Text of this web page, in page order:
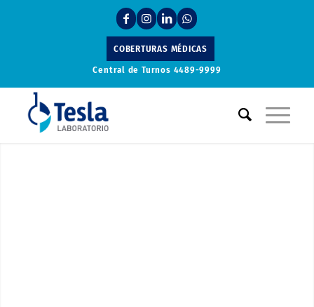
COBERTURAS MÉDICAS
Central de Turnos 4489-9999